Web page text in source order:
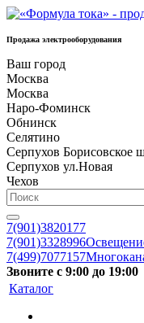
Продажа электрооборудования
Ваш город
Москва
Москва
Наро-Фоминск
Обнинск
Селятино
Серпухов Борисовское
Серпухов ул.Новая
Чехов
7(901)3820177
7(901)3328996
7(499)7077157
Звоните с 9:00 до 19:00
Каталог